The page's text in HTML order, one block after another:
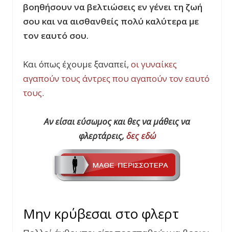
βοηθήσουν να βελτιώσεις εν γένει τη ζωή
σου και να αισθανθείς πολύ καλύτερα με
τον εαυτό σου.
Και όπως έχουμε ξαναπεί, οι γυναίκες
αγαπούν τους άντρες που αγαπούν τον εαυτό
τους.
Αν είσαι εύσωμος και θες να μάθεις να
φλερτάρεις, δες εδώ
Μην κρύβεσαι στο φλερτ